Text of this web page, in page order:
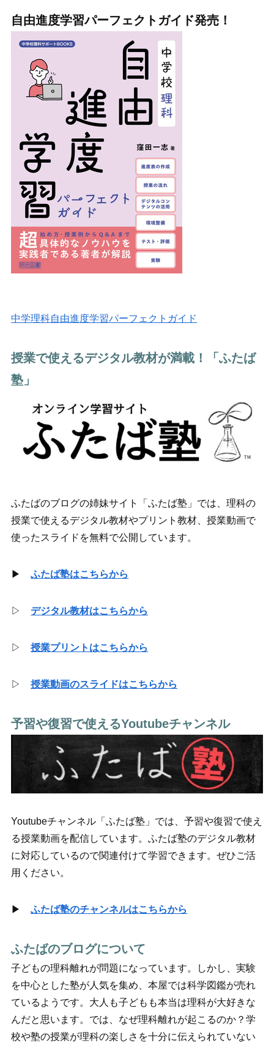
自由進度学習パーフェクトガイド発売！
中学理科自由進度学習パーフェクトガイド
授業で使えるデジタル教材が満載！「ふたば
塾」
ふたばのブログの姉妹サイト「ふたば塾」では、理科の
授業で使えるデジタル教材やプリント教材、授業動画で
使ったスライドを無料で公開しています。
▶ふたば塾はこちらから
▷ デジタル教材はこちらから
▷授業プリントはこちらから
▷授業動画のスライドはこちらから
予習や復習で使えるYoutubeチャンネル
Youtubeチャンネル「ふたば塾」では、予習や復習で使え
る授業動画を配信しています。ふたば塾のデジタル教材
に対応しているので関連付けて学習できます。ぜひご活
用ください。
▶ふたば塾のチャンネルはこちらから
ふたばのブログについて
子どもの理科離れが問題になっています。しかし、実験
を中心とした塾が人気を集め、本屋では科学図鑑が売れ
ているようです。大人も子どもも本当は理科が大好きな
んだと思います。では、なぜ理科離れが起こるのか？学
校や塾の授業が理科の楽しさを十分に伝えられていない